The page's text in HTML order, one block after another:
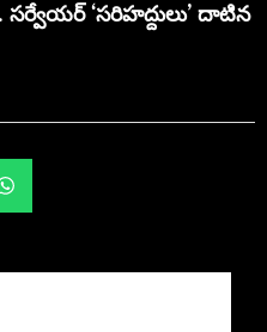
‘సరిహద్దులు’ దాటిన